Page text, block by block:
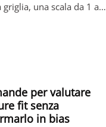
una scala da 1 a…
per valutare
fit senza
in bias